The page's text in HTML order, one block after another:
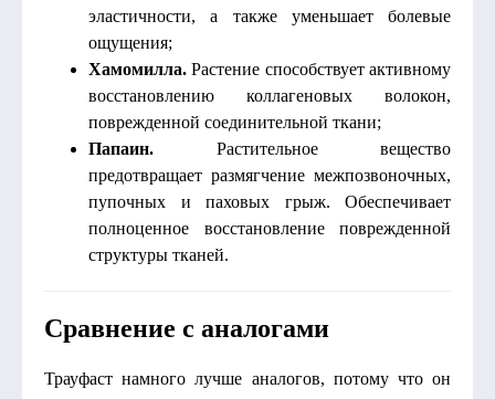
эластичности, а также уменьшает болевые
ощущения;
Хамомилла. Растение способствует активному
восстановлению коллагеновых волокон,
поврежденной соединительной ткани;
Папаин. Растительное вещество
предотвращает размягчение межпозвоночных,
пупочных и паховых грыж. Обеспечивает
полноценное восстановление поврежденной
структуры тканей.
Сравнение с аналогами
Трауфаст намного лучше аналогов, потому что он